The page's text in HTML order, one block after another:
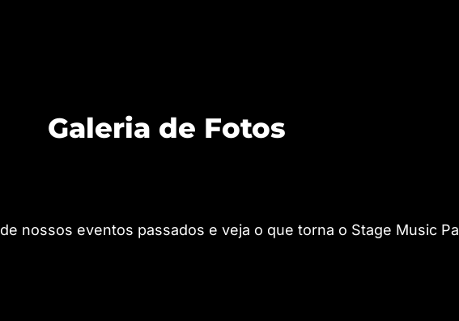
Galeria de Fotos
de nossos eventos passados e veja o que torna o Stage Music